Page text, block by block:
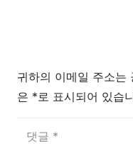
귀하의 이메일 주소는
은 *로 표시되어 있습